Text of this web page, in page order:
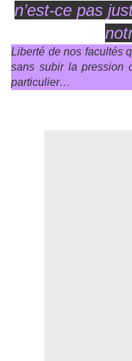
n’est-ce pas
Liberté de nos facultés
sans subir la pression
particulier…